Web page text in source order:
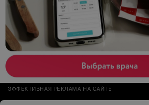
ЭФФЕКТИВНАЯ РЕКЛАМА НА САЙТЕ